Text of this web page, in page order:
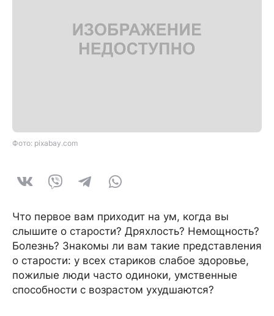
Фото: pixabay.com
Что первое вам приходит на ум, когда вы
слышите о старости? Дряхлость? Немощность?
Болезнь? Знакомы ли вам такие представления
о старости: у всех стариков слабое здоровье,
пожилые люди часто одиноки, умственные
способности с возрастом ухудшаются?